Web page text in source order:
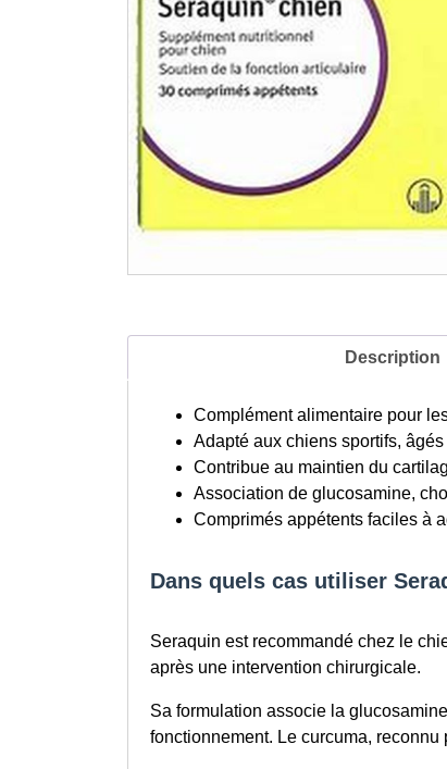
Description
Complément alimentaire pour
Adapté aux chiens sportifs,
Contribue au maintien du
Association de glucosamine,
Comprimés appétents faciles à
Dans quels cas utiliser
Seraquin est recommandé chez le
après une intervention chirurgicale.
Sa formulation associe la
fonctionnement. Le curcuma,